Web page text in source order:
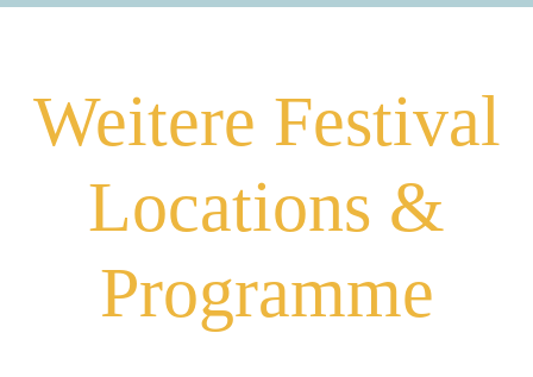
Weitere Festival
Locations &
Programme